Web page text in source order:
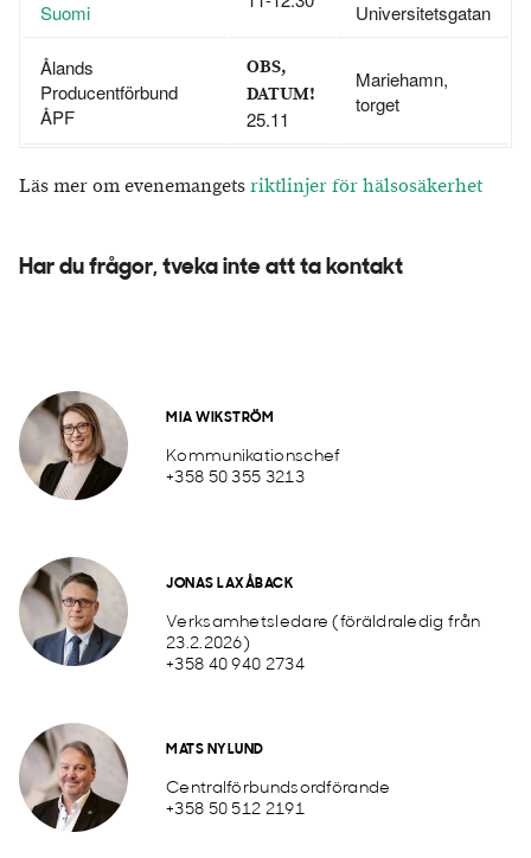
Suomi
Universitetsgatan
Ålands
Producentförbund
ÅPF
OBS,
DATUM!
25.11
Mariehamn,
torget
Läs mer om evenemangetsriktlinjer för hälsosäkerhet
Har du frågor, tveka inte att ta kontakt
MIA WIKSTRÖM
Kommunikationschef
+358 50 355 3213
JONAS LAXÅBACK
Verksamhetsledare (föräldraledig från
23.2.2026)
+358 40 940 2734
MATS NYLUND
Centralförbundsordförande
+358 50 512 2191